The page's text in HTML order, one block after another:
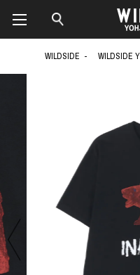
WILDSIDE WILDSIDE